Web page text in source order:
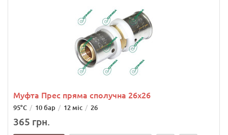
Муфта Прес пряма сполучна 26х26
95°C 10 бар 12 міс 26
365 грн.